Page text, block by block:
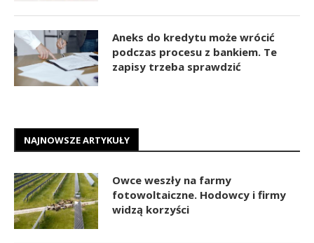
Aneks do kredytu może wrócić
podczas procesu z bankiem. Te
zapisy trzeba sprawdzić
NAJNOWSZE ARTYKUŁY
Owce weszły na farmy
fotowoltaiczne. Hodowcy i firmy
widzą korzyści